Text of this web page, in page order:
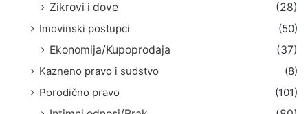
Zikrovi i dove
(28)
Imovinski postupci
(50)
Ekonomija/Kupoprodaja
(37)
Kazneno pravo i sudstvo
(8)
Porodično pravo
(101)